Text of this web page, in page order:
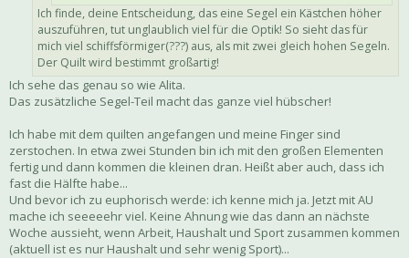
Ich finde, deine Entscheidung, das eine Segel ein Kästchen höher
auszuführen, tut unglaublich viel für die Optik! So sieht das für
mich viel schiffsförmiger(???) aus, als mit zwei gleich hohen Segeln.
Der Quilt wird bestimmt großartig!
Ich sehe das genau so wie Alita.
Das zusätzliche Segel-Teil macht das ganze viel hübscher!
Ich habe mit dem quilten angefangen und meine Finger sind
zerstochen. In etwa zwei Stunden bin ich mit den großen Elementen
fertig und dann kommen die kleinen dran. Heißt aber auch, dass ich
fast die Hälfte habe...
Und bevor ich zu euphorisch werde: ich kenne mich ja. Jetzt mit AU
mache ich seeeeehr viel. Keine Ahnung wie das dann an nächste
Woche aussieht, wenn Arbeit, Haushalt und Sport zusammen kommen
(aktuell ist es nur Haushalt und sehr wenig Sport)...